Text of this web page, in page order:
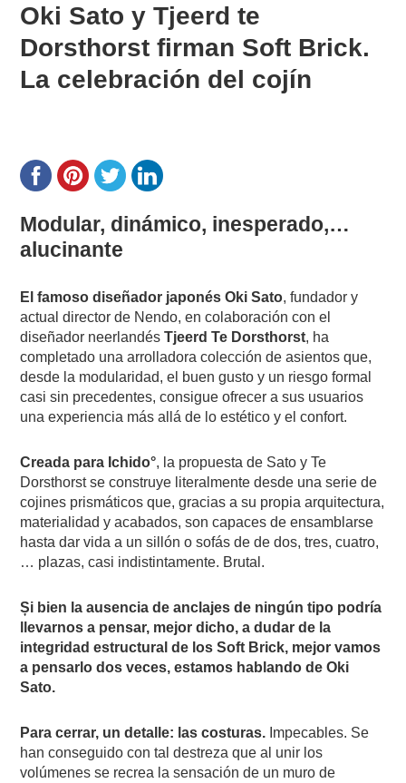
Oki Sato y Tjeerd te
Dorsthorst firman Soft Brick.
La celebración del cojín
Modular, dinámico, inesperado,…
alucinante
El famoso diseñador japonés Oki Sato, fundador y
actual director de Nendo, en colaboración con el
diseñador neerlandésTjeerd Te Dorsthorst, ha
completado una arrolladora colección de asientos que,
desde la modularidad, el buen gusto y un riesgo formal
casi sin precedentes, consigue ofrecer a sus usuarios
una experiencia más allá de lo estético y el confort.
Creada para Ichido°, la propuesta de Sato y Te
Dorsthorst se construye literalmente desde una serie de
cojines prismáticos que, gracias a su propia arquitectura,
materialidad y acabados, son capaces de ensamblarse
hasta dar vida a un sillón o sofás de de dos, tres, cuatro,
… plazas, casi indistintamente. Brutal.
Și bien la ausencia de anclajes de ningún tipo podría
llevarnos a pensar, mejor dicho, a dudar de la
integridad estructural de los Soft Brick, mejor vamos
a pensarlo dos veces, estamos hablando de Oki
Sato.
Para cerrar, un detalle: las costuras. Impecables. Se
han conseguido con tal destreza que al unir los
volúmenes se recrea la sensación de un muro de